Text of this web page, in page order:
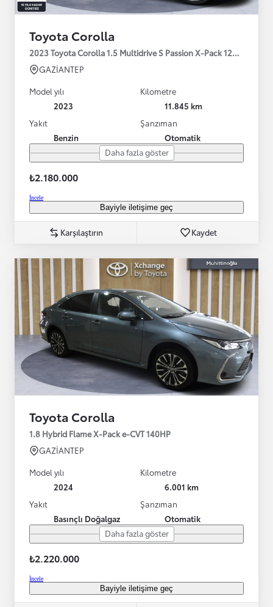
Toyota Corolla
2023 Toyota Corolla 1.5 Multidrive S Passion X-Pack 125HP
GAZİANTEP
Model yılı
2023
Kilometre
11.845 km
Yakıt
Benzin
Şanzıman
Otomatik
Daha fazla göster
₺2.180.000
İncele
Bayiyle iletişime geç
Karşılaştırın Kaydet
Toyota Corolla
1.8 Hybrid Flame X-Pack e-CVT 140HP
GAZİANTEP
Model yılı
2024
Kilometre
6.001 km
Yakıt
Basınçlı Doğalgaz
Şanzıman
Otomatik
Daha fazla göster
₺2.220.000
İncele
Bayiyle iletişime geç